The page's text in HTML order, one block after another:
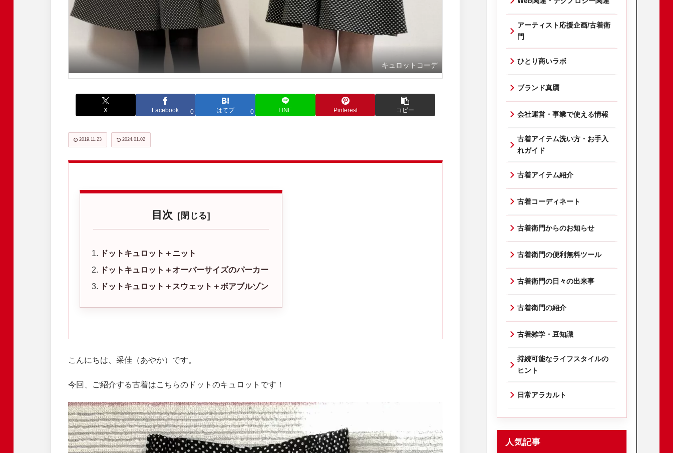
キュロットコーデ
X Facebook 0 はてブ 0 LINE Pinterest コピー
2019.11.23 2024.01.02
目次
ドットキュロット＋ニット
ドットキュロット＋オーバーサイズのパーカー
ドットキュロット＋スウェット＋ボアブルゾン
こんにちは、采佳（あやか）です。
今回、ご紹介する古着はこちらのドットのキュロットです！
アーティスト応援企画/古着衛
門
ひとり商いラボ
ブランド真贋
会社運営・事業で使える情報
古着アイテム洗い方・お手入
れガイド
古着アイテム紹介
古着コーディネート
古着衛門からのお知らせ
古着衛門の便利無料ツール
古着衛門の日々の出来事
古着衛門の紹介
古着雑学・豆知識
持続可能なライフスタイルの
ヒント
日常アラカルト
人気記事